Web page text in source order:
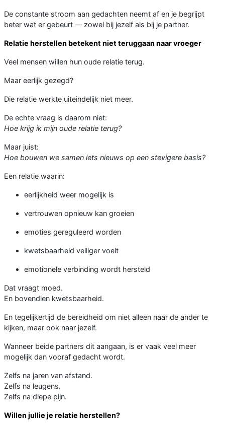
De constante stroom aan gedachten neemt af en je begrijpt
beter wat er gebeurt — zowel bij jezelf als bij je partner.
Relatie herstellen betekent niet teruggaan naar vroeger
Veel mensen willen hun oude relatie terug.
Maar eerlijk gezegd?
Die relatie werkte uiteindelijk niet meer.
De echte vraag is daarom niet:
Hoe krijg ik mijn oude relatie terug?
Maar juist:
Hoe bouwen we samen iets nieuws op een stevigere basis?
Een relatie waarin:
eerlijkheid weer mogelijk is
vertrouwen opnieuw kan groeien
emoties gereguleerd worden
kwetsbaarheid veiliger voelt
emotionele verbinding wordt hersteld
Dat vraagt moed.
En bovendien kwetsbaarheid.
En tegelijkertijd de bereidheid om niet alleen naar de ander te
kijken, maar ook naar jezelf.
Wanneer beide partners dit aangaan, is er vaak veel meer
mogelijk dan vooraf gedacht wordt.
Zelfs na jaren van afstand.
Zelfs na leugens.
Zelfs na diepe pijn.
Willen jullie je relatie herstellen?